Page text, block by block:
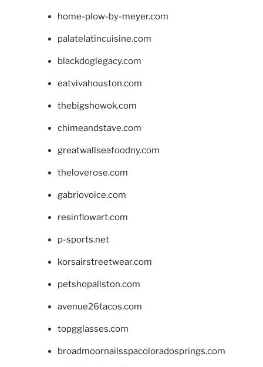
home-plow-by-meyer.com
palatelatincuisine.com
blackdoglegacy.com
eatvivahouston.com
thebigshowok.com
chimeandstave.com
greatwallseafoodny.com
theloverose.com
gabriovoice.com
resinflowart.com
p-sports.net
korsairstreetwear.com
petshopallston.com
avenue26tacos.com
topgglasses.com
broadmoornailsspacoloradosprings.com